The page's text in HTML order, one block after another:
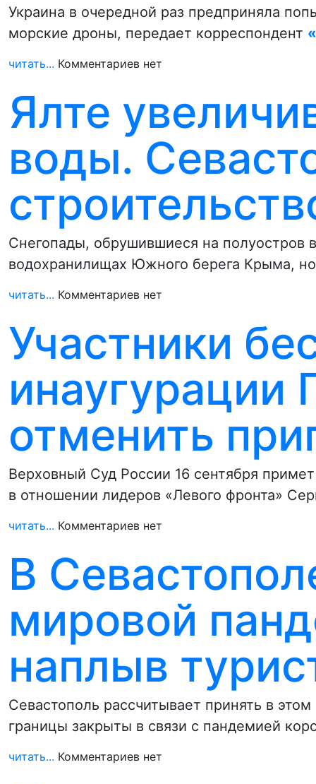
Украина в очередной раз предприняла
морские дроны, передает корреспондент
читать... Комментариев нет
Ялте
воды.
Снегопады, обрушившиеся на полуостров
водохранилищах Южного берега Крыма,
читать... Комментариев нет
Участники
инаугурации
отменить
Верховный Суд России 16 сентября
в отношении лидеров «Левого фронта»
читать... Комментариев нет
В
мировой
наплыв
Севастополь рассчитывает принять в
границы закрыты в связи с пандемией
читать... Комментариев нет